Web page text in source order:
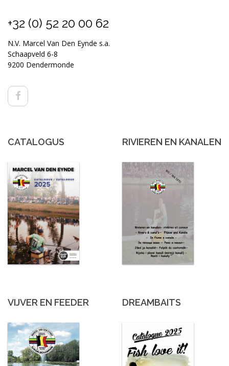
+32 (0) 52 20 00 62
N.V. Marcel Van Den Eynde s.a.
Schaapveld 6-8
9200 Dendermonde
CATALOGUS RIVIEREN EN KANALEN
VIJVER EN FEEDER DREAMBAITS